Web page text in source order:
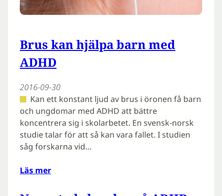
Brus kan hjälpa barn med
ADHD
2016-09-30
Kan ett konstant ljud av brus i öronen få barn
och ungdomar med ADHD att bättre
koncentrera sig i skolarbetet. En svensk-norsk
studie talar för att så kan vara fallet. I studien
såg forskarna vid…
Läs mer